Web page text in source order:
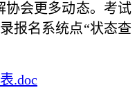
协会更多动态。考试
报名系统点“状态查
.doc